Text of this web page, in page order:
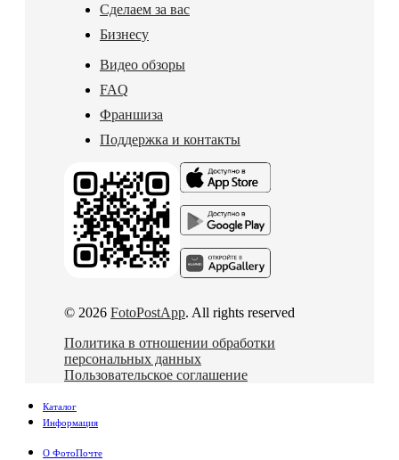
Сделаем за вас
Бизнесу
Видео обзоры
FAQ
Франшиза
Поддержка и контакты
© 2026 FotoPostApp. All rights reserved
Политика в отношении обработки
персональных данных
Пользовательское соглашение
Каталог
Информация
О ФотоПочте